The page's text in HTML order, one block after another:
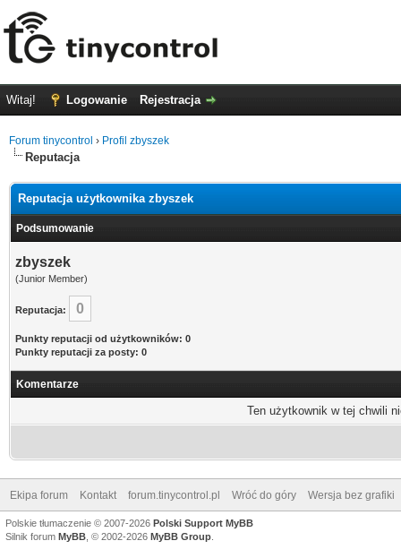
Witaj! Logowanie Rejestracja
Forum tinycontrol › Profil zbyszek
Reputacja
Reputacja użytkownika zbyszek
Podsumowanie
zbyszek
(Junior Member)
Reputacja: 0
Punkty reputacji od użytkowników: 0
Punkty reputacji za posty: 0
Komentarze
Ten użytkownik w tej chwili
Ekipa forum Kontakt forum.tinycontrol.pl Wróć do góry Wersja bez grafiki
Polskie tłumaczenie © 2007-2026 Polski Support MyBB
Silnik forum MyBB , © 2002-2026 MyBB Group